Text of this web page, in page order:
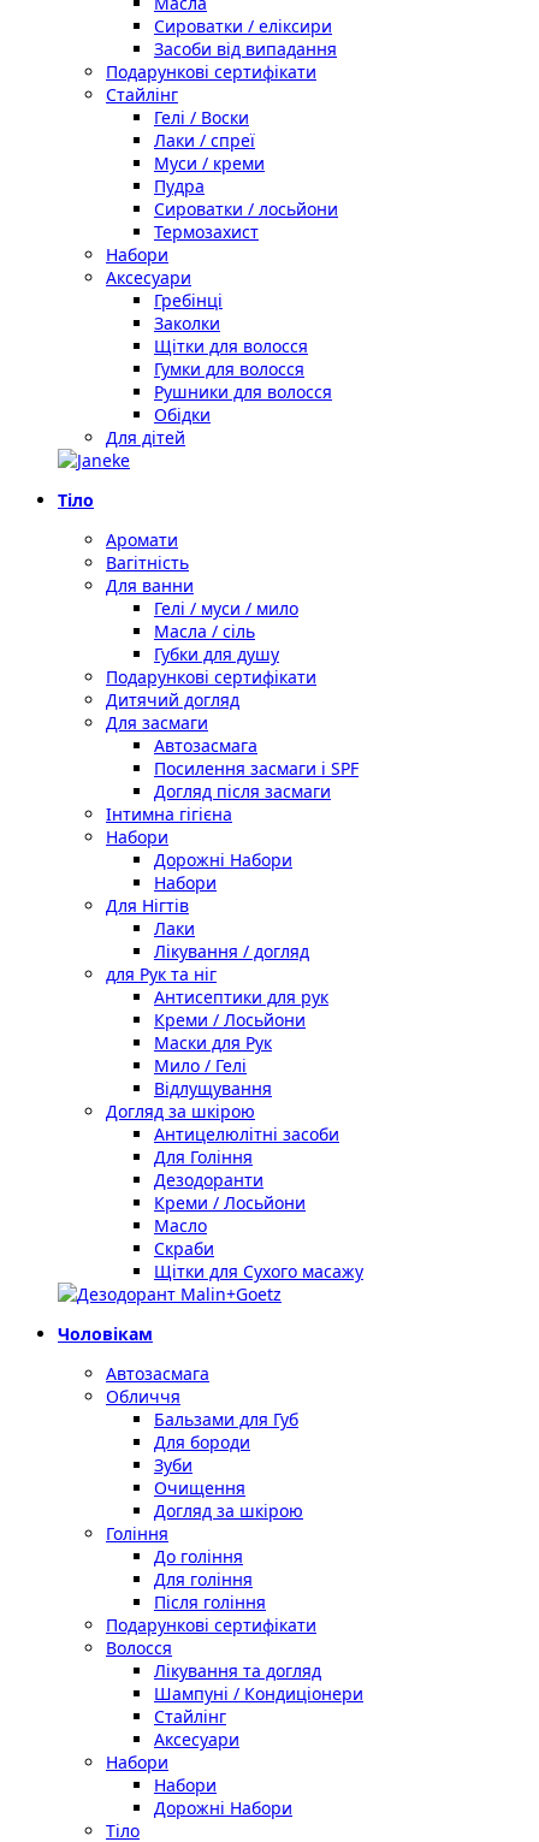
Сироватки / еліксири
Засоби від випадання
Подарункові сертифікати
Стайлінг
Гелі / Воски
Лаки / спреї
Муси / креми
Пудра
Сироватки / лосьйони
Термозахист
Набори
Аксесуари
Гребінці
Заколки
Щітки для волосся
Гумки для волосся
Рушники для волосся
Обідки
Для дітей
Тіло
Аромати
Вагітність
Для ванни
Гелі / муси / мило
Масла / сіль
Губки для душу
Подарункові сертифікати
Дитячий догляд
Для засмаги
Автозасмага
Посилення засмаги і SPF
Догляд після засмаги
Інтимна гігієна
Набори
Дорожні Набори
Набори
Для Нігтів
Лаки
Лікування / догляд
для Рук та ніг
Антисептики для рук
Креми / Лосьйони
Маски для Рук
Мило / Гелі
Відлущування
Догляд за шкірою
Антицелюлітні засоби
Для Гоління
Дезодоранти
Креми / Лосьйони
Масло
Скраби
Щітки для Сухого масажу
Чоловікам
Автозасмага
Обличчя
Бальзами для Губ
Для бороди
Зуби
Очищення
Догляд за шкірою
Гоління
До гоління
Для гоління
Після гоління
Подарункові сертифікати
Волосся
Лікування та догляд
Шампуні / Кондиціонери
Стайлінг
Аксесуари
Набори
Набори
Дорожні Набори
Тіло